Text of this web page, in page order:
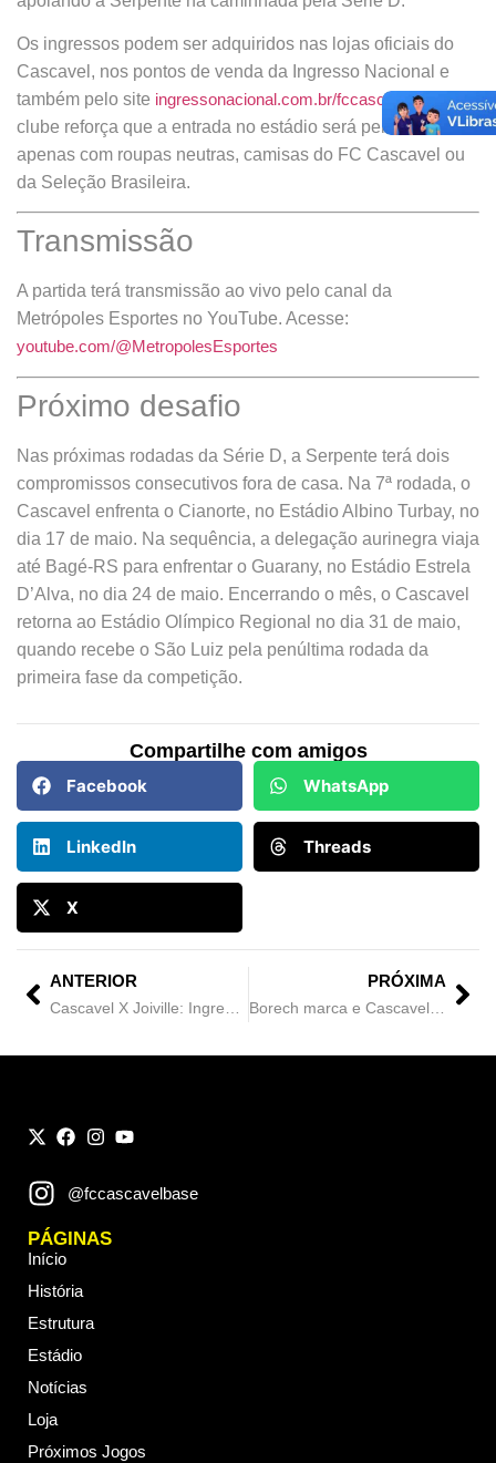
Os ingressos podem ser adquiridos nas lojas oficiais do
Cascavel, nos pontos de venda da Ingresso Nacional e
também pelo site ingressonacional.com.br/fccascavel. O
clube reforça que a entrada no estádio será permitida
apenas com roupas neutras, camisas do FC Cascavel ou
da Seleção Brasileira.
Transmissão
A partida terá transmissão ao vivo pelo canal da
Metrópoles Esportes no YouTube. Acesse:
youtube.com/@MetropolesEsportes
Próximo desafio
Nas próximas rodadas da Série D, a Serpente terá dois
compromissos consecutivos fora de casa. Na 7ª rodada, o
Cascavel enfrenta o Cianorte, no Estádio Albino Turbay, no
dia 17 de maio. Na sequência, a delegação aurinegra viaja
até Bagé-RS para enfrentar o Guarany, no Estádio Estrela
D’Alva, no dia 24 de maio. Encerrando o mês, o Cascavel
retorna ao Estádio Olímpico Regional no dia 31 de maio,
quando recebe o São Luiz pela penúltima rodada da
primeira fase da competição.
Compartilhe com amigos
Facebook WhatsApp
LinkedIn Threads
X
ANTERIOR
Cascavel X Joiville: Ingressos
PRÓXIMA
Borech marca e Cascavel vence o Joinville pela Série D 2026
@fccascavelbase
PÁGINAS
Início
História
Estrutura
Estádio
Notícias
Loja
Próximos Jogos